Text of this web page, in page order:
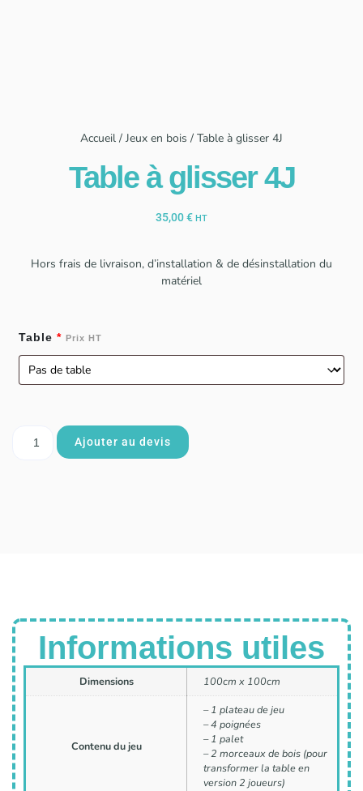
Accueil / Jeux en bois / Table à glisser 4J
Table à glisser 4J
35,00€ HT
Hors frais de livraison, d’installation & de désinstallation du
matériel
Table * Prix HT
Ajouter au devis
Informations utiles
Dimensions 100cm x 100cm
Contenu du jeu
– 1 plateau de jeu
– 4 poignées
– 1 palet
– 2 morceaux de bois (pour
transformer la table en
version 2 joueurs)